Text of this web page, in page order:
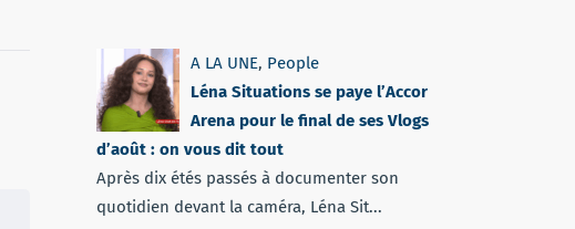
A LA UNE, People
Léna Situations se paye l’Accor
Arena pour le final de ses Vlogs
d’août : on vous dit tout
Après dix étés passés à documenter son
quotidien devant la caméra, Léna Sit...